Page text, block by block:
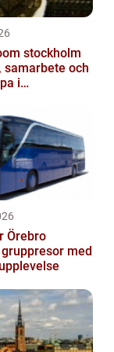
stockholm
samarbete och
i
Örebro
med